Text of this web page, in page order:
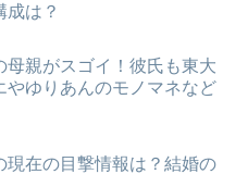
成は？
母親がスゴイ！彼氏も東大
やゆりあんのモノマネなど
現在の目撃情報は？結婚の